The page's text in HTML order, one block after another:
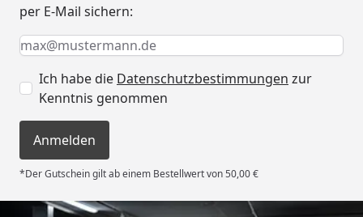
per E-Mail sichern:
Keine Eingabe erforderlich
Eingabe erforderlich
E-Mail *
Ich habe die Datenschutzbestimmungen zur
Kenntnis genommen
Anmelden
*Der Gutschein gilt ab einem Bestellwert von 50,00 €